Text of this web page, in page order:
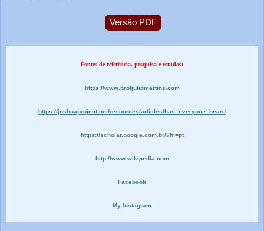
Versão PDF
Fontes de referência, pesquisa e estudos:
https://www.profjuliomartins.com
https://joshuaproject.net/resources/articles/has_everyone_heard
https://scholar.google.com.br/?hl=pt
http://www.wikipedia.com
Facebook
My Instagram